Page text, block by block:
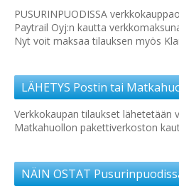
PUSURINPUODISSA
Paytrail Oyj:n kautta
Nyt voit maksaa tilauksen myös
LÄHETYS Postin tai
Verkkokaupan tilaukset lähetetään
Matkahuollon pakettiverkoston
NÄIN OSTAT